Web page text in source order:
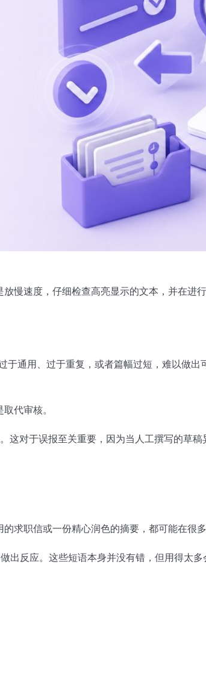
慢速度，仔细检查高亮显示的文本，并在进
通用、过于重复，或者篇幅过短，难以做
代审核。
这对于误报至关重要，因为当人工撰写的草
求职信或一份精心润色的摘要，都可能在很
出反应。这些短语本身并没有错，但用得太多